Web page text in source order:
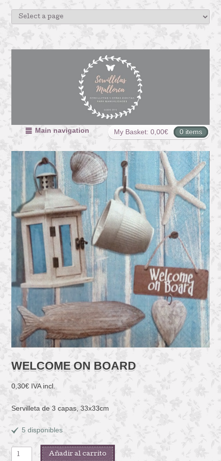
My Basket: 0,00€ 0 items
Main navigation
WELCOME ON BOARD
0,30€ IVA incl.
Servilleta de 3 capas, 33x33cm
5 disponibles
WELCOME
Añadir al carrito